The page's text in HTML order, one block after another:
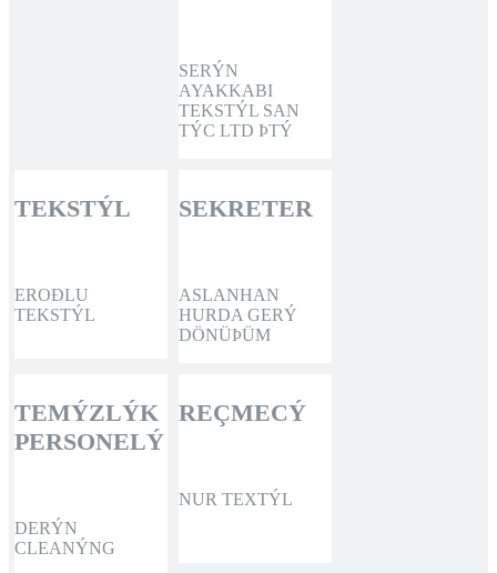
SERÝN
AYAKKABI
TEKSTÝL SAN
TÝC LTD ÞTÝ
TEKSTÝL
EROÐLU
TEKSTÝL
SEKRETER
ASLANHAN
HURDA GERÝ
DÖNÜÞÜM
TEMÝZLÝK
PERSONELÝ
DERÝN
CLEANÝNG
REÇMECÝ
NUR TEXTÝL